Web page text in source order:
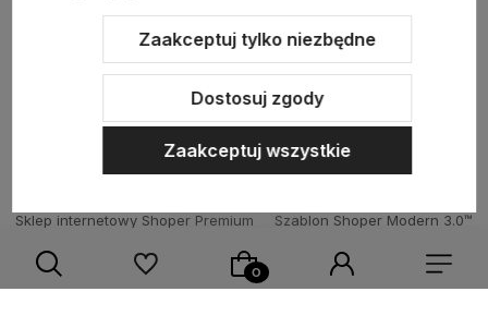
Sklep internetowy Shoper Premium
Szablon Shoper Modern 3.0™
Zaakceptuj tylko niezbędne
Dostosuj zgody
Zaakceptuj wszystkie